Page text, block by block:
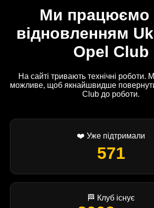
Ми працюємо
відновленням
Opel Club
На сайті тривають технічні роботи.
можливе, щоб якнайшвидше
Club до роботи.
❤️ Уже підтримали
571
🏁 Клуб існує